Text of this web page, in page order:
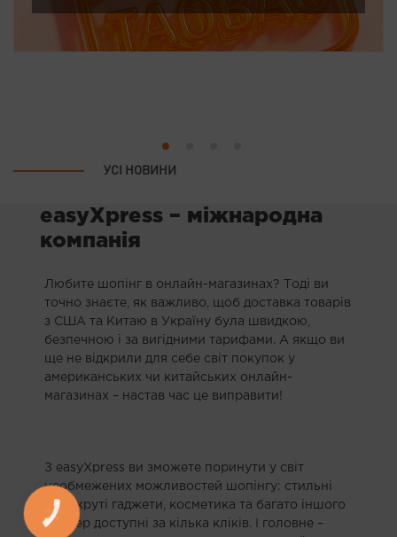
УСІ НОВИНИ
easyXpress – міжнародна
компанія
Любите шопінг в онлайн-магазинах? Тоді ви
точно знаєте, як важливо, щоб доставка товарів
з США та Китаю в Україну була швидкою,
безпечною і за вигідними тарифами. А якщо ви
ще не відкрили для себе світ покупок у
американських чи китайських онлайн-
магазинах – настав час це виправити!
З easyXpress ви зможете поринути у світ
необмежених можливостей шопінгу: стильні
речі, круті гаджети, косметика та багато іншого
– тепер доступні за кілька кліків. І головне –